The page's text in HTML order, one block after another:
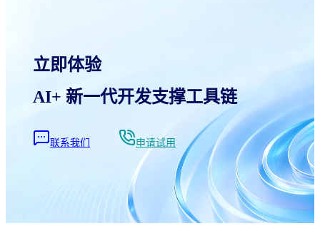
立即体验
AI+ 新一代开发支撑工具链
联系我们 申请试用